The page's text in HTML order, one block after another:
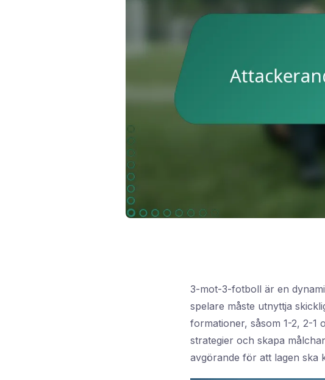
3-mot-3-fotboll är en
spelare måste utnyttja
formationer, såsom 1-2, 2-
strategier och skapa
avgörande för att lagen ska